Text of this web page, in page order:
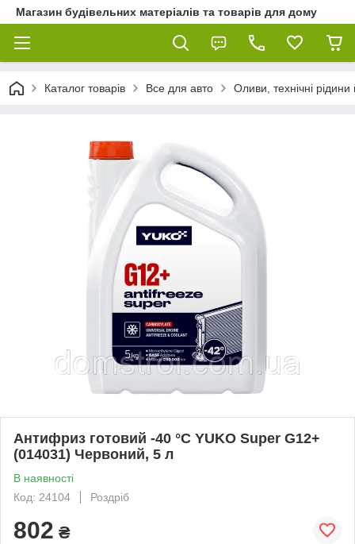
Магазин будівельних матеріалів та товарів для дому
Каталог товарів Все для авто Оливи, технічні рідини
Антифриз готовий -40 °C YUKO Super G12+
(014031) Червоний, 5 л
В наявності
Код: 24104
Роздріб
802 ₴